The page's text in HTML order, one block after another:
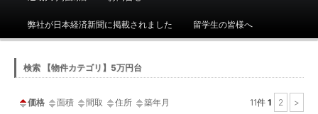
ニ
弊社が日本経済新聞に掲載されました 留学生の皆様へ
検索 【物件カテゴリ】5万円台
価格 面積 間取 住所 築年月 11件 1 2 >